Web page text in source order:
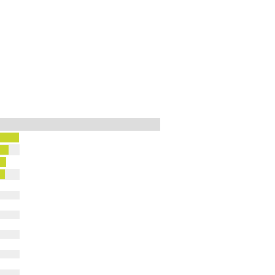
d'ostéophyte et de butoir osseux.
et/ou contention par appareillage rigide
stabilisation de l'articulation [arthrorise] par matériel
interne [arthrorise] temporaire.